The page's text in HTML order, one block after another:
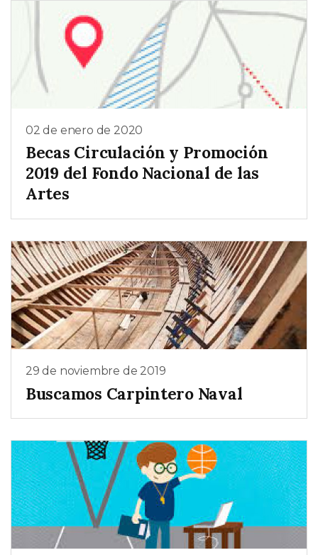
02 de enero de 2020
Becas Circulación y Promoción
2019 del Fondo Nacional de las
Artes
29 de noviembre de 2019
Buscamos Carpintero Naval